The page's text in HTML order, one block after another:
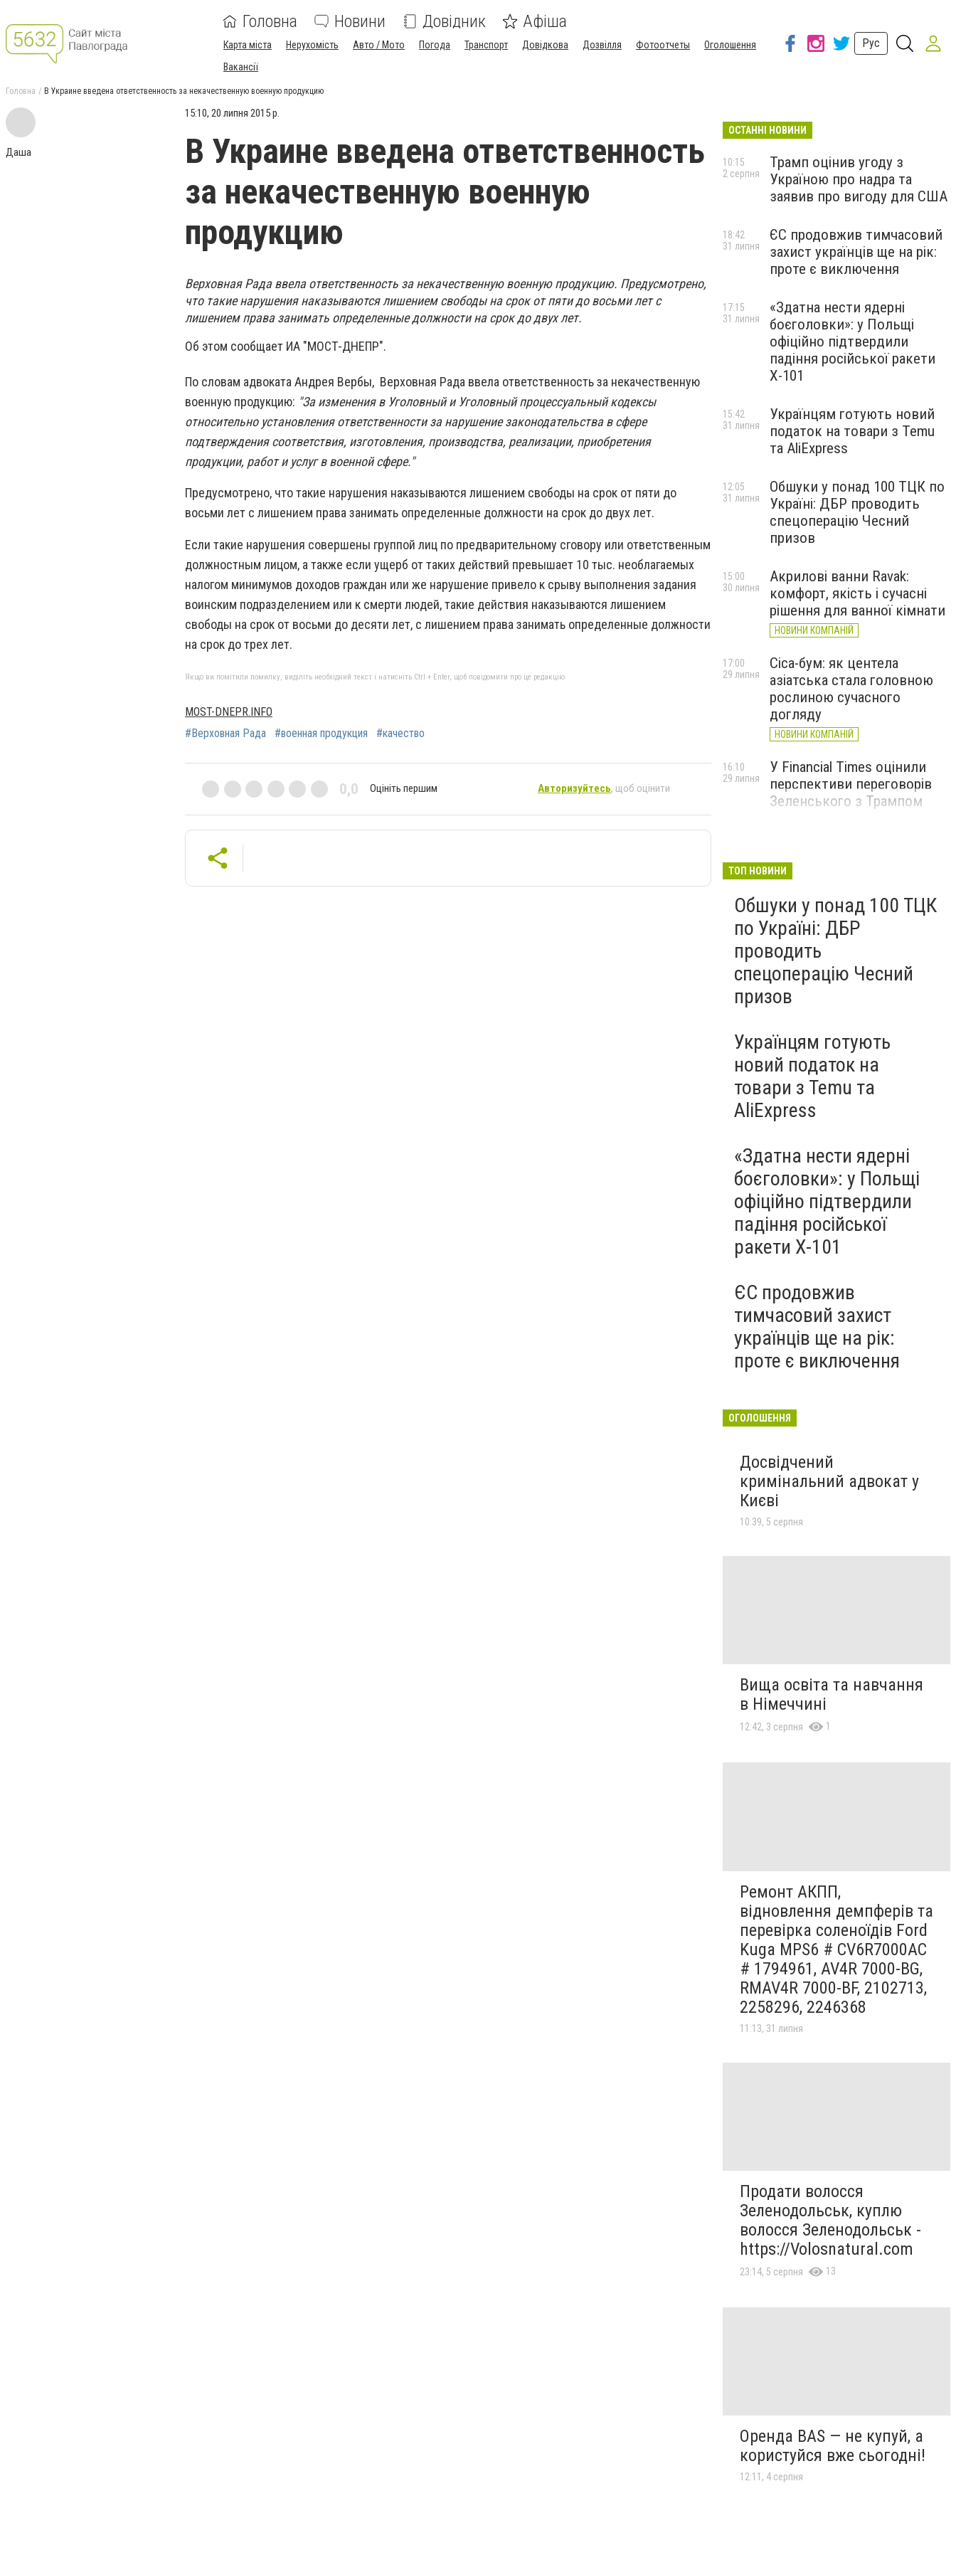
Головна Новини Довідник Афіша
Карта міста Нерухомість Авто / Мото Погода Транспорт Довідкова Дозвілля Фотоотчеты
Оголошення
Вакансії
Рус
Головна В Украине введена ответственность за некачественную военную продукцию
Даша
15:10, 20 липня 2015 р.
В Украине введена ответственность
за некачественную военную
продукцию
Верховная Рада ввела ответственность за некачественную военную продукцию. Предусмотрено,
что такие нарушения наказываются лишением свободы на срок от пяти до восьми лет с
лишением права занимать определенные должности на срок до двух лет.
Об этом сообщает ИА "МОСТ-ДНЕПР".
По словам адвоката Андрея Вербы, Верховная Рада ввела ответственность за некачественную
военную продукцию: "За изменения в Уголовный и Уголовный процессуальный кодексы
относительно установления ответственности за нарушение законодательства в сфере
подтверждения соответствия, изготовления, производства, реализации, приобретения
продукции, работ и услуг в военной сфере."
Предусмотрено, что такие нарушения наказываются лишением свободы на срок от пяти до
восьми лет с лишением права занимать определенные должности на срок до двух лет.
Если такие нарушения совершены группой лиц по предварительному сговору или ответственным
должностным лицом, а также если ущерб от таких действий превышает 10 тыс. необлагаемых
налогом минимумов доходов граждан или же нарушение привело к срыву выполнения задания
воинским подразделением или к смерти людей, такие действия наказываются лишением
свободы на срок от восьми до десяти лет, с лишением права занимать определенные должности
на срок до трех лет.
Якщо ви помітили помилку, виділіть необхідний текст і натисніть Ctrl + Enter, щоб повідомити про це редакцію
MOST-DNEPR.INFO
#Верховная Рада
#военная продукция #качество
0,0 Оцініть першим Авторизуйтесь, щоб оцінити
ОСТАННІ НОВИНИ
Трамп оцінив угоду з
Україною про надра та
заявив про вигоду для США
10:15
2 серпня
ЄС продовжив тимчасовий
захист українців ще на рік:
проте є виключення
18:42
31 липня
«Здатна нести ядерні
боєголовки»: у Польщі
офіційно підтвердили
падіння російської ракети
Х-101
17:15
31 липня
Українцям готують новий
податок на товари з Temu
та AliExpress
15:42
31 липня
Обшуки у понад 100 ТЦК по
Україні: ДБР проводить
спецоперацію Чесний
призов
12:05
31 липня
Акрилові ванни Ravak:
комфорт, якість і сучасні
рішення для ванної кімнати
НОВИНИ КОМПАНІЙ
15:00
30 липня
Cica-бум: як центела
азіатська стала головною
рослиною сучасного
догляду
НОВИНИ КОМПАНІЙ
17:00
29 липня
У Financial Times оцінили
перспективи переговорів
Зеленського з Трампом
16:10
29 липня
ТОП НОВИНИ
Обшуки у понад 100 ТЦК
по Україні: ДБР
проводить
спецоперацію Чесний
призов
Українцям готують
новий податок на
товари з Temu та
AliExpress
«Здатна нести ядерні
боєголовки»: у Польщі
офіційно підтвердили
падіння російської
ракети Х-101
ЄС продовжив
тимчасовий захист
українців ще на рік:
проте є виключення
ОГОЛОШЕННЯ
Досвідчений
кримінальний адвокат у
Києві
10:39, 5 серпня
Вища освіта та навчання
в Німеччині
12:42, 3 серпня 1
Ремонт АКПП,
відновлення демпферів та
перевірка соленоїдів Ford
Kuga MPS6 # CV6R7000AC
# 1794961, AV4R 7000-BG,
RMAV4R 7000-BF, 2102713,
2258296, 2246368
11:13, 31 липня
Продати волосся
Зеленодольськ, куплю
волосся Зеленодольськ -
https://Volosnatural.com
23:14, 5 серпня 13
Оренда BAS — не купуй, а
користуйся вже сьогодні!
12:11, 4 серпня